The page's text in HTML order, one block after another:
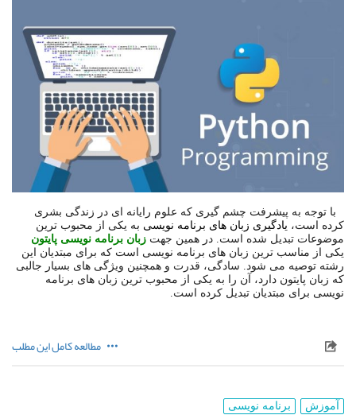
با توجه به پیشرفت چشم گیری که علوم رایانه ای در زندگی بشری
کرده است، یادگیری زبان های برنامه نویسی به یکی از محبوب ترین
موضوعات تبدیل شده است. در همین جهت زبان برنامه نویسی پایتون
یکی از مناسب ترین زبان های برنامه نویسی است که برای مبتدیان این
رشته توصیه می شود. سادگی، قدرت و همچنین ویژگی های بسیار جالبی
که زبان پایتون دارد، آن را به یکی از محبوب ترین زبان های برنامه
نویسی برای مبتدیان تبدیل کرده است.
مطالعه کامل این مطلب
آموزش برنامه نویسی